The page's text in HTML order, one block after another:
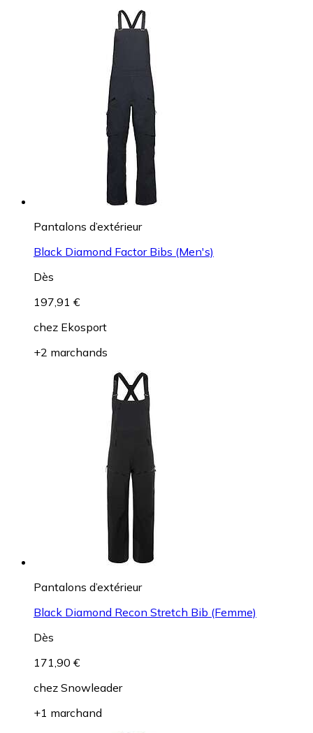
Pantalons d’extérieur
Black Diamond Factor Bibs (Men's)
Dès
197,91 €
chez Ekosport
+2 marchands
Pantalons d’extérieur
Black Diamond Recon Stretch Bib (Femme)
Dès
171,90 €
chez Snowleader
+1 marchand